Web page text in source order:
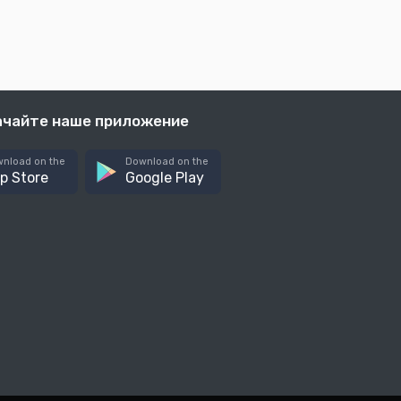
наше приложение
on the
Store
Download on the
Google Play